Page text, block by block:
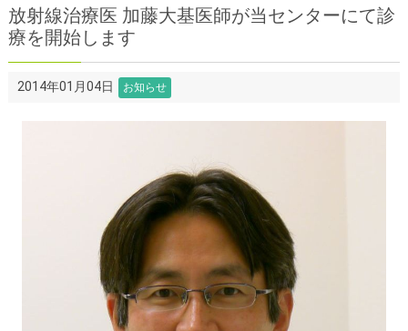
スタッフ プロフィール
放射線治療医 加藤大基医師が当センターにて診
療を開始します
2014年01月04日 お知らせ